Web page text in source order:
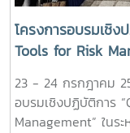
โครงการอบรมเชิ
Tools for Risk
23 - 24 กรกฎาคม
อบรมเชิงปฏิบัติการ
Management” ใน